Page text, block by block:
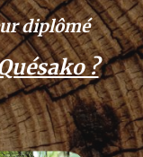
diplômé
?